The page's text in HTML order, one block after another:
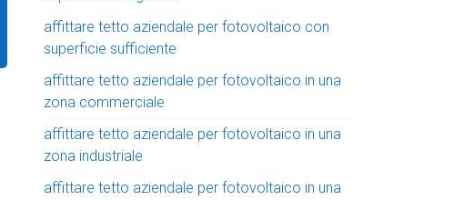
affittare tetto aziendale per fotovoltaico con
superficie sufficiente
affittare tetto aziendale per fotovoltaico in una
zona commerciale
affittare tetto aziendale per fotovoltaico in una
zona industriale
affittare tetto aziendale per fotovoltaico in una